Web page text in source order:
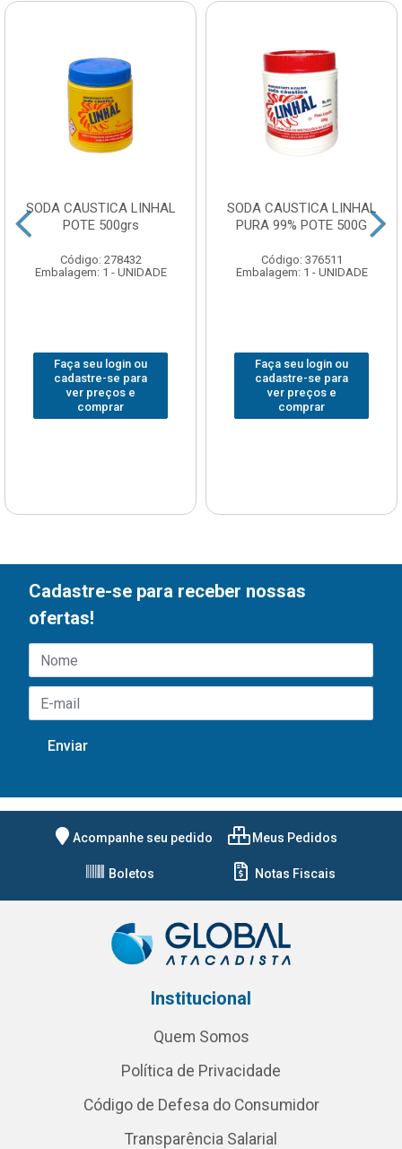
SODA CAUSTICA LINHAL
POTE 500grs
Código: 278432
Embalagem: 1 - UNIDADE
Faça seu login ou
cadastre-se para
ver preços e
comprar
SODA CAUSTICA LINHAL
PURA 99% POTE 500G
Código: 376511
Embalagem: 1 - UNIDADE
Faça seu login ou
cadastre-se para
ver preços e
comprar
Cadastre-se para receber nossas
ofertas!
Acompanhe seu pedido Meus Pedidos
Boletos Notas Fiscais
Institucional
Quem Somos
Política de Privacidade
Código de Defesa do Consumidor
Transparência Salarial